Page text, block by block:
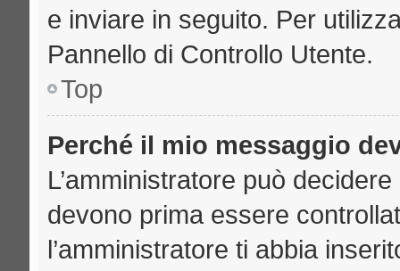
e inviare in seguito. Per
Pannello di Controllo Utente.
Top
Perché il mio messaggio
L’amministratore può
devono prima essere
l’amministratore ti abbia